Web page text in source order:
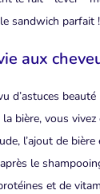
sandwich parfait !
aux
d’astuces
bière, vous
l’ajout de
le
et de